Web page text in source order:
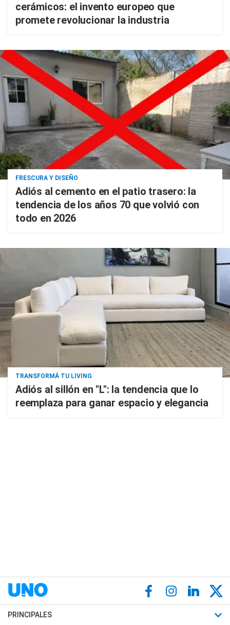
cerámicos: el invento europeo que
promete revolucionar la industria
FRESCURA Y DISEÑO
Adiós al cemento en el patio trasero: la
tendencia de los años 70 que volvió con
todo en 2026
TRANSFORMÁ TU LIVING
Adiós al sillón en "L": la tendencia que lo
reemplaza para ganar espacio y elegancia
PRINCIPALES